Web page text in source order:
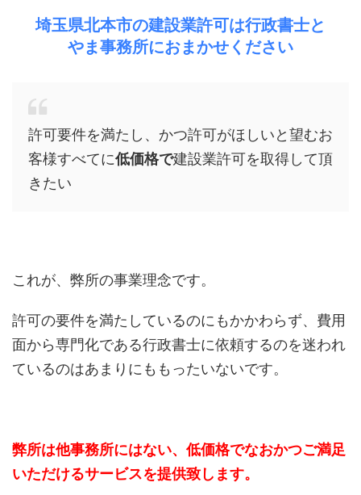
埼玉県北本市の建設業許可は行政書士と
やま事務所におまかせください
許可要件を満たし、かつ許可がほしいと望むお
客様すべてに低価格で建設業許可を取得して頂
きたい
これが、弊所の事業理念です。
許可の要件を満たしているのにもかかわらず、費用
面から専門化である行政書士に依頼するのを迷われ
ているのはあまりにももったいないです。
弊所は他事務所にはない、低価格でなおかつご満足
いただけるサービスを提供致します。